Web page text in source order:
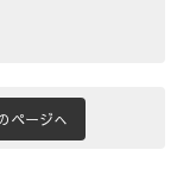
ページへ